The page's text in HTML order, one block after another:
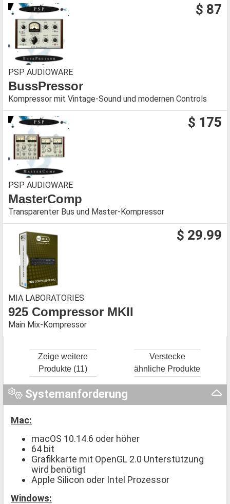
$ 87
PSP AUDIOWARE
BussPressor
Kompressor mit Vintage-Sound und modernen Controls
$ 175
PSP AUDIOWARE
MasterComp
Transparenter Bus und Master-Kompressor
$ 29.99
MIA LABORATORIES
925 Compressor MKII
Main Mix-Kompressor
Zeige weitere
Produkte (11)
Verstecke
ähnliche Produkte
Systemanforderung
Mac:
macOS 10.14.6 oder höher
64 bit
Grafikkarte mit OpenGL 2.0 Unterstützung
wird benötigt
Apple Silicon oder Intel Prozessor
Windows: